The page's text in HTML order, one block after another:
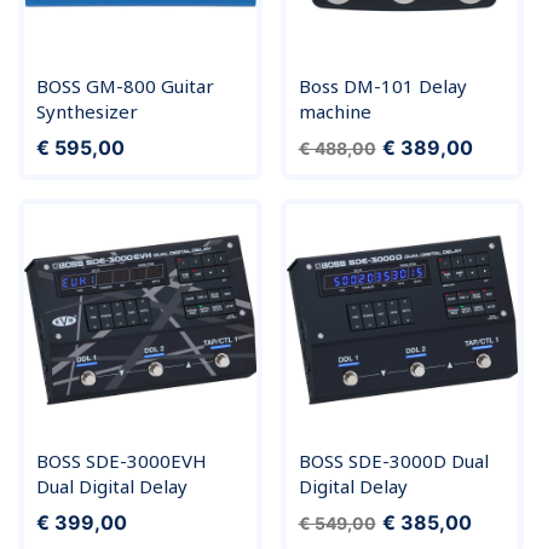
BOSS GM-800 Guitar
Synthesizer
Prijs
€ 595,00
Boss DM-101 Delay
machine
Normale prijs
€ 488,00 Prijs
€ 389,00
BOSS SDE-3000EVH
Dual Digital Delay
Prijs
€ 399,00
BOSS SDE-3000D Dual
Digital Delay
Normale prijs
€ 549,00 Prijs
€ 385,00